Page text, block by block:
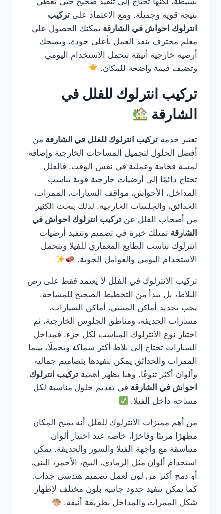
نتيجة قوية وجميلة. ومع الاعتماد على تركيب
انترلوك احواش في الشارقة يمكنك الحصول على
معلم محترف ينفذ العمل بأعلى جودة، ويمنحك
أرضية خارجية أنيقة تتحمل الاستخدام اليومي
وتضيف قيمة واضحة للمكان.
تركيب انترلوك للفلل في
الشارقة
تعتبر خدمة تركيب انترلوك للفلل في الشارقة من
أفضل الحلول لتجميل المساحات الخارجية وإضافة
لمسة فخامة وعملية في نفس الوقت. فالفلل
تحتاج دائمًا إلى أرضيات خارجية قوية تناسب
المداخل، الأحواش، مواقف السيارات، الممرات،
الحدائق، والجلسات الخارجية. لذلك يبحث الكثير
من أصحاب الفلل عن تركيب انترلوك احواش في
الشارقة تمتلك خبرة في تصميم وتنفيذ أرضيات
انترلوك تناسب الطابع المعماري للفيلا وتتحمل
الاستخدام اليومي والعوامل الجوية.
تركيب الانترلوك في الفلل لا يعتمد فقط على رص
البلاط، بل يبدأ من التخطيط الصحيح للمساحة.
يجب تحديد أماكن المشي، أماكن السيارات،
مسارات الحديقة، ومناطق الجلوس الخارجية، ثم
اختيار نوع الانترلوك المناسب لكل جزء. فمداخل
السيارات تحتاج إلى بلاط أكثر سماكة وتحملًا، بينما
الممرات والحدائق يمكن تنفيذها بتصاميم جمالية
وألوان أكثر تنوعًا. وهنا تظهر أهمية تركيب انترلوك
احواش في الشارقة في تقديم حلول مناسبة لكل
مساحة داخل الفيلا.
من أهم مميزات الانترلوك للفلل أنه يمنح المكان
مظهرًا مرتبًا وفاخرًا، خاصة عند اختيار ألوان
متناسقة مع واجهة الفيلا والسور والحديقة. يمكن
استخدام ألوان مثل الرمادي، البيج، الأحمر، البني،
أو دمج أكثر من لون لعمل تصميم هندسي جذاب.
كما يمكن تنفيذ حدود جانبية بلون مختلف لإظهار
شكل الممرات والمداخل بطريقة أنيقة.